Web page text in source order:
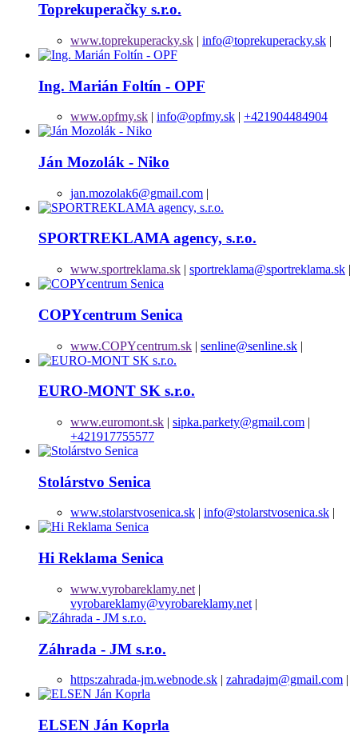
Toprekuperačky s.r.o.
www.toprekuperacky.sk | info@toprekuperacky.sk |
Ing. Marián Foltín - OPF
www.opfmy.sk | info@opfmy.sk | +421904484904
Ján Mozolák - Niko
jan.mozolak6@gmail.com |
SPORTREKLAMA agency, s.r.o.
www.sportreklama.sk | sportreklama@sportreklama.sk |
COPYcentrum Senica
www.COPYcentrum.sk | senline@senline.sk |
EURO-MONT SK s.r.o.
www.euromont.sk | sipka.parkety@gmail.com |
+421917755577
Stolárstvo Senica
www.stolarstvosenica.sk info@stolarstvosenica.sk
Hi Reklama Senica
www.vyrobareklamy.net |
vyrobareklamy@vyrobareklamy.net |
Záhrada - JM s.r.o.
https:zahrada-jm.webnode.sk | zahradajm@gmail.com |
ELSEN Ján Koprla